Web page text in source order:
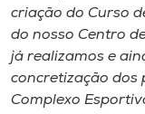
criação do Curso
do nosso Centro
já realizamos e
concretização dos
Complexo